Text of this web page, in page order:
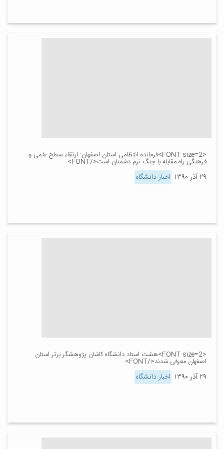
<FONT size=2>فرمانده انتظامی استان اصفهان: ارتقاء سطح علمی و
فرهنگی راه مقابله با جنگ نرم دشمنان است</FONT>
۲۹ آذر ۱۳۹۰ اخبار دانشگاه
<FONT size=2>هشت استاد دانشگاه کاشان پژوهشگر برتر استان
اصفهان معرفی شدند</FONT>
۲۹ آذر ۱۳۹۰ اخبار دانشگاه